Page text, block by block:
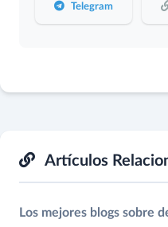
Telegram
Artículos
Los mejores blogs sobre